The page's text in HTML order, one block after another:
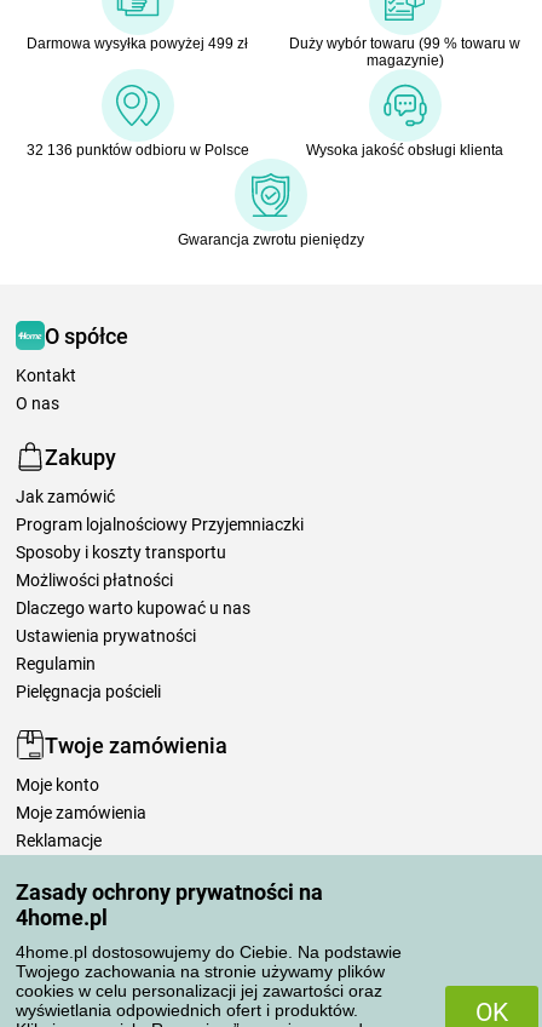
Zasady ochrony prywatności na
4home.pl
4home.pl dostosowujemy do Ciebie. Na podstawie
Twojego zachowania na stronie używamy plików
cookies w celu personalizacji jej zawartości oraz
wyświetlania odpowiednich ofert i produktów.
OK
Darmowa wysyłka powyżej 499 zł
Duży wybór towaru (99 % towaru w
magazynie)
32 136 punktów odbioru w Polsce Wysoka jakość obsługi klienta
Gwarancja zwrotu pieniędzy
O spółce
Kontakt
O nas
Zakupy
Jak zamówić
Program lojalnościowy Przyjemniaczki
Sposoby i koszty transportu
Możliwości płatności
Dlaczego warto kupować u nas
Ustawienia prywatności
Regulamin
Pielęgnacja pościeli
Twoje zamówienia
Moje konto
Moje zamówienia
Reklamacje
Zasady przetwarzania recenzji
Sposoby transportu